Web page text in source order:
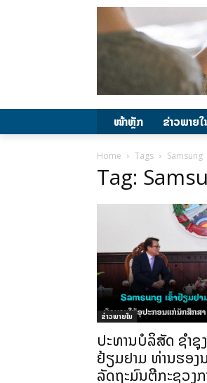
ໜ້າຫຼັກ ຂ່າວພາຍ​
Home Tags Samsung
Tag:
ຂ່າວພາຍ​ໃນ
ປະທານບໍລິສັດ ຊຳຊຸ
ຢ້ຽມຢາມ ທ່ານຮອງ
ລັດຖະມົນຕີກະຊວງກ